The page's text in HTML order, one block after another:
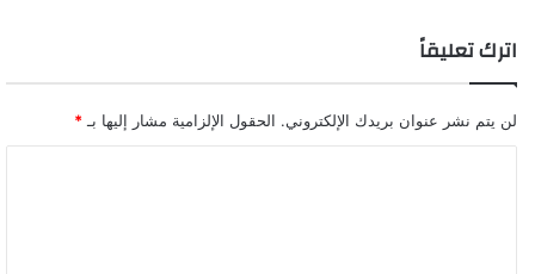
اترك تعليقاً
لن يتم نشر عنوان بريدك الإلكتروني. الحقول الإلزامية مشار إليها بـ *